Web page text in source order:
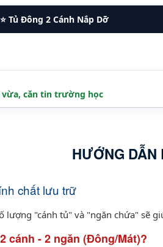
⭐ Tủ Đông 2 Cánh Nắp Dỡ
vừa, căn tin trường học
HƯỚNG DẪN
chất lưu trữ
lượng "cánh tủ" và "ngăn chứa" sẽ
cánh - 2 ngăn (Đông/Mát)?